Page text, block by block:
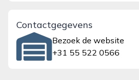
Contactgegevens
Bezoek de website
+31 55 522 0566